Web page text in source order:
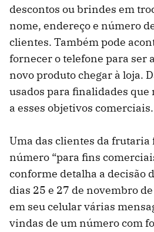
descontos ou brindes em
nome, endereço e número
clientes. Também pode
fornecer o telefone para ser
novo produto chegar à loja.
usados para finalidades
a esses objetivos comerciais.
Uma das clientes da frutaria
número “para fins
conforme detalha a decisão
dias 25 e 27 de novembro
em seu celular várias
vindas de um número com